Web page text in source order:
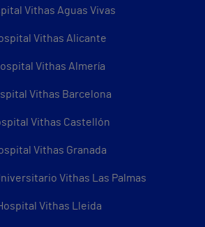
Vithas Aguas Vivas
Vithas Alicante
Vithas Almería
Vithas Barcelona
Vithas Castellón
Vithas Granada
Vithas Las Palmas
Vithas Lleida